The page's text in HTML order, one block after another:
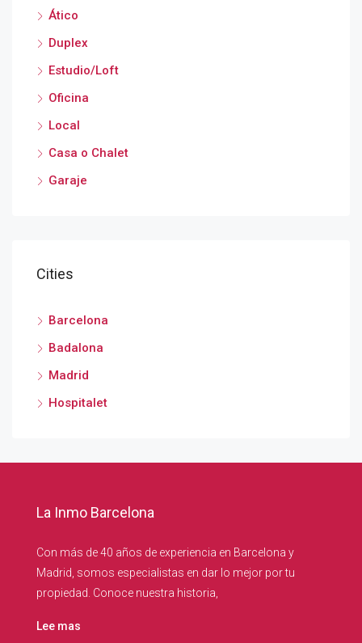
Ático
Duplex
Estudio/Loft
Oficina
Local
Casa o Chalet
Garaje
Cities
Barcelona
Badalona
Madrid
Hospitalet
La Inmo Barcelona
Con más de 40 años de experiencia en Barcelona y
Madrid, somos especialistas en dar lo mejor por tu
propiedad. Conoce nuestra historia,
Lee mas